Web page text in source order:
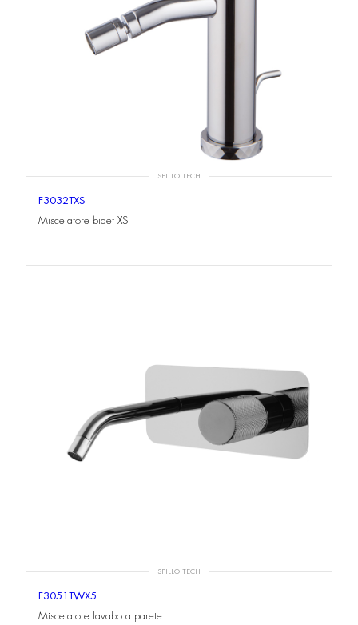
SPILLO TECH
F3032TXS
Miscelatore bidet XS
SPILLO TECH
F3051TWX5
Miscelatore lavabo a parete